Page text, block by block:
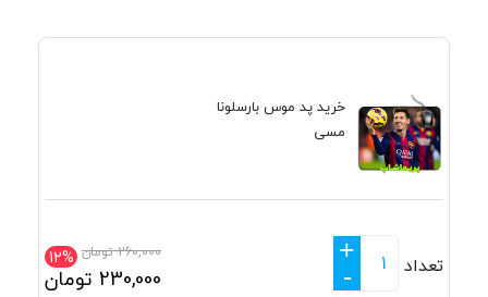
خرید پد موس بارسلونا
مسی
12% 260,000تومان
230,000 تومان تعداد
+
-